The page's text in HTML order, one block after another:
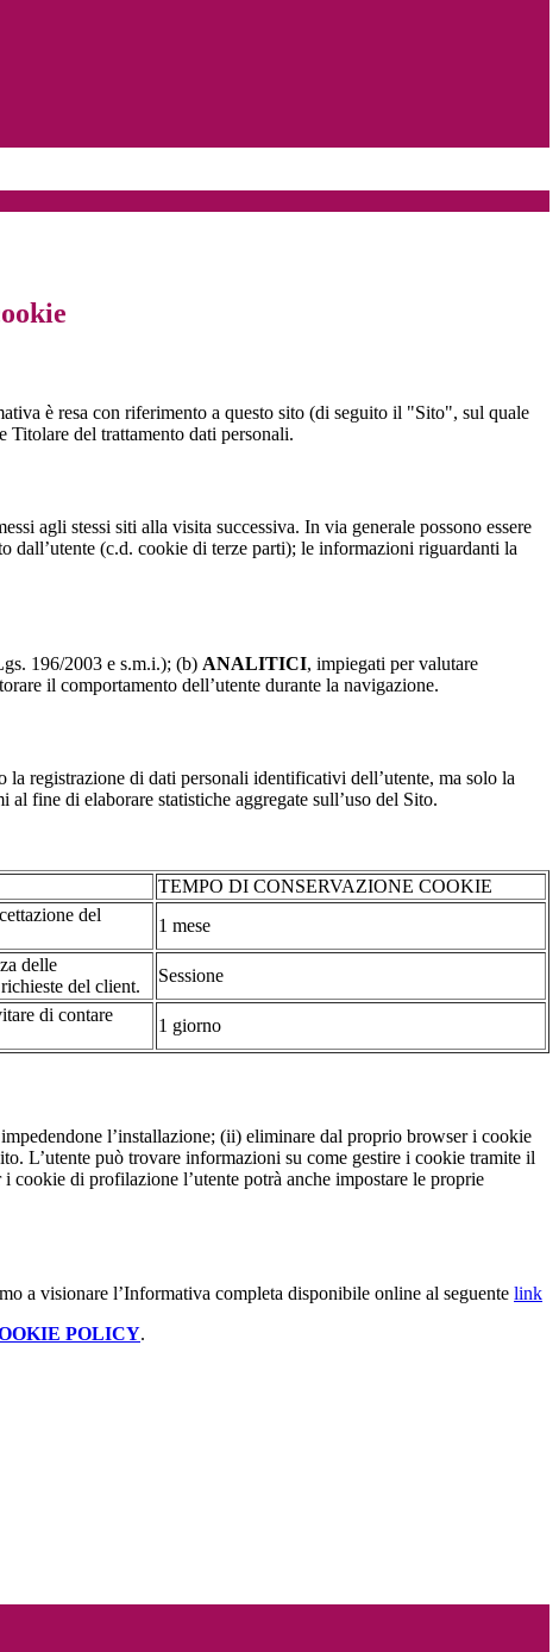
è resa con riferimento a questo sito (di seguito il "Sito", sul quale
del trattamento dati personali.
agli stessi siti alla visita successiva. In via generale possono essere
dall’utente (c.d. cookie di terze parti); le informazioni riguardanti la
196/2003 e s.m.i.); (b) ANALITICI, impiegati per valutare
il comportamento dell’utente durante la navigazione.
registrazione di dati personali identificativi dell’utente, ma solo la
fine di elaborare statistiche aggregate sull’uso del Sito.
TEMPO DI CONSERVAZIONE COOKIE
del
1 mese
delle
del client.
Sessione
di contare
1 giorno
l’installazione; (ii) eliminare dal proprio browser i cookie
L’utente può trovare informazioni su come gestire i cookie tramite il
i cookie di profilazione l’utente potrà anche impostare le proprie
a visionare l’Informativa completa disponibile online al seguente link
POLICY.